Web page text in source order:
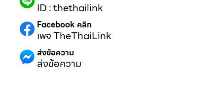
ID : thethailink
Facebook คลิก
เพจ TheThaiLink
ส่งข้อความ
ส่งข้อความ